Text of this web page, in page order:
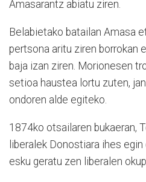
Amasarantz abiatu ziren.
Belabietako batailan Amasa
pertsona aritu ziren borrokan
baja izan ziren. Morionesen
setioa haustea lortu zuten,
ondoren alde egiteko.
1874ko otsailaren bukaeran,
liberalek Donostiara ihes
esku geratu zen liberalen